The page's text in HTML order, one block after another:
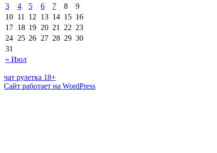
« Июл
3
4 5 6 7 8
9
10 11 12 13 14 15 16
17 18 19 20 21 22 23
24 25 26 27 28 29 30
31
чат рулетка 18+
Сайт работает на WordPress